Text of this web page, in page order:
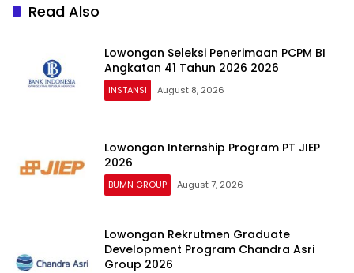
Read Also
Lowongan Seleksi Penerimaan PCPM BI
Angkatan 41 Tahun 2026 2026
INSTANSI August 8, 2026
Lowongan Internship Program PT JIEP
2026
BUMN GROUP August 7, 2026
Lowongan Rekrutmen Graduate
Development Program Chandra Asri
Group 2026